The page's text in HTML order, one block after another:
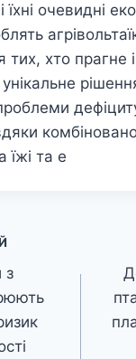
їхні очевидні
хто прагне
їжі та е
з